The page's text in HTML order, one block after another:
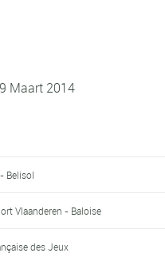
Maart 2014
Belisol
Vlaanderen - Baloise
des Jeux